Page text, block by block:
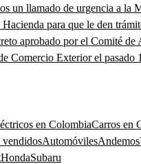
un llamado de urgencia a la
para que le den
aprobado por el Comité de
Comercio Exterior el pasado
en ColombiaCarros en
vendidosAutomóvilesAndemos
HondaSubaru